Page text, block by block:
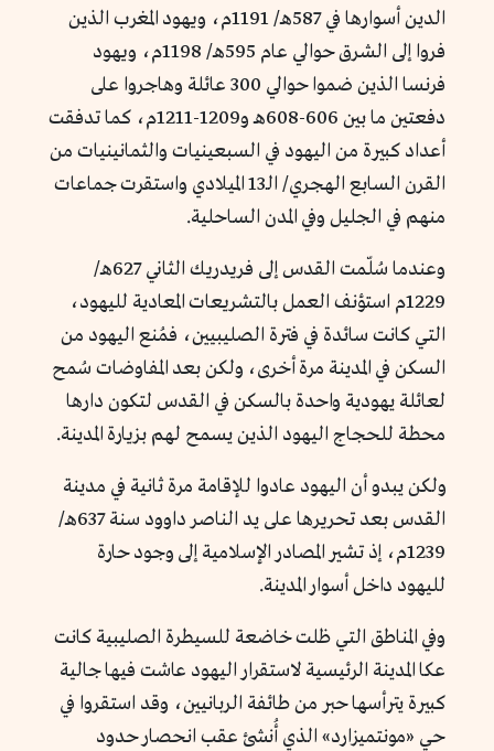
الدين أسوارها في 587هـ/ 1191م، ويهود المغرب الذين
فروا إلى الشرق حوالي عام 595هـ/ 1198م، ويهود
فرنسا الذين ضموا حوالي 300 عائلة وهاجروا على
دفعتين ما بين 606-608هـ و1209-1211م، كما تدفقت
أعداد كبيرة من اليهود في السبعينيات والثمانينيات من
القرن السابع الهجري/ الـ13 الميلادي واستقرت جماعات
منهم في الجليل وفي المدن الساحلية.
وعندما سُلّمت القدس إلى فريدريك الثاني 627هـ/
1229م استؤنف العمل بالتشريعات المعادية لليهود،
التي كانت سائدة في فترة الصليبيين، فمُنع اليهود من
السكن في المدينة مرة أخرى، ولكن بعد المفاوضات سُمح
لعائلة يهودية واحدة بالسكن في القدس لتكون دارها
محطة للحجاج اليهود الذين يسمح لهم بزيارة المدينة.
ولكن يبدو أن اليهود عادوا للإقامة مرة ثانية في مدينة
القدس بعد تحريرها على يد الناصر داوود سنة 637هـ/
1239م، إذ تشير المصادر الإسلامية إلى وجود حارة
لليهود داخل أسوار المدينة.
وفي المناطق التي ظلت خاضعة للسيطرة الصليبية كانت
عكا المدينة الرئيسية لاستقرار اليهود عاشت فيها جالية
كبيرة يترأسها حبر من طائفة الربانيين، وقد استقروا في
حي «مونتميزارد» الذي أُنشئ عقب انحصار حدود